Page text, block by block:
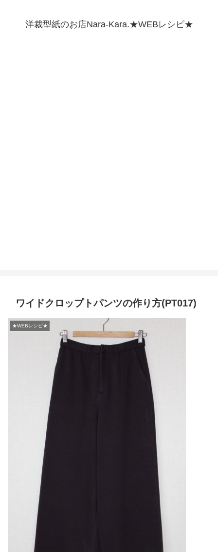
洋裁型紙のお店Nara-Kara.★WEBレシピ★
ワイドクロップトパンツの作り方(PT017)
★WEBレシピ★